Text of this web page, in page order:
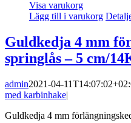
Visa varukorg
Lägg till i varukorg
Guldkedja 4 mm
springlås – 5 cm/
admin2021-04-
med karbinhake|
Guldkedja 4 mm